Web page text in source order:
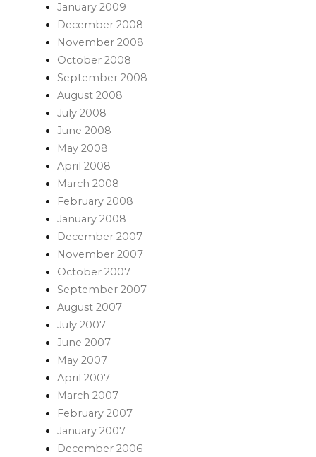
January 2009
December 2008
November 2008
October 2008
September 2008
August 2008
July 2008
June 2008
May 2008
April 2008
March 2008
February 2008
January 2008
December 2007
November 2007
October 2007
September 2007
August 2007
July 2007
June 2007
May 2007
April 2007
March 2007
February 2007
January 2007
December 2006